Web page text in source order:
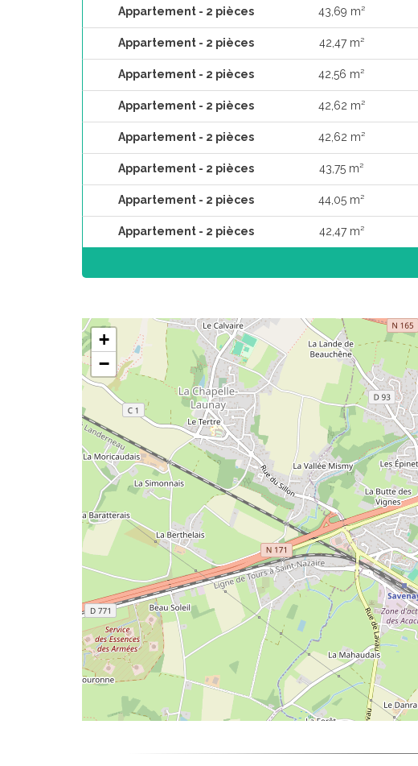
Appartement - 2 pièces 43,69 m²
Appartement - 2 pièces 42,47 m²
Appartement - 2 pièces 42,56 m²
Appartement - 2 pièces 42,62 m²
Appartement - 2 pièces 42,62 m²
Appartement - 2 pièces 43,75 m²
Appartement - 2 pièces 44,05 m²
Appartement - 2 pièces 42,47 m²
+
−